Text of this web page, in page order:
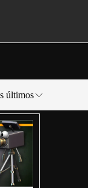
últimos